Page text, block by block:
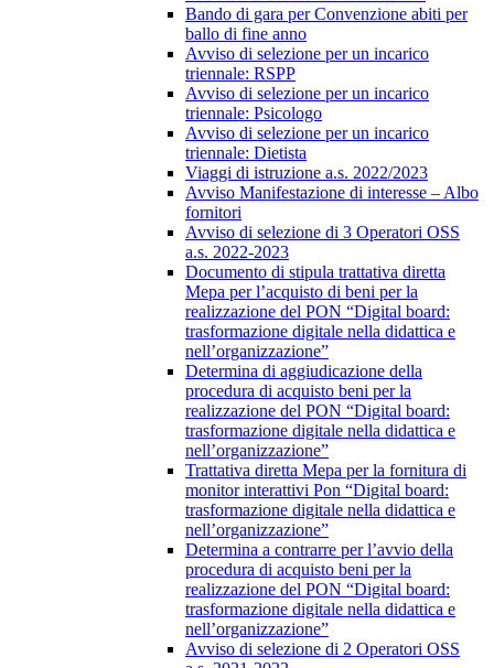
Bando di gara per Convenzione abiti per
ballo di fine anno
Avviso di selezione per un incarico
triennale: RSPP
Avviso di selezione per un incarico
triennale: Psicologo
Avviso di selezione per un incarico
triennale: Dietista
Viaggi di istruzione a.s. 2022/2023
Avviso Manifestazione di interesse – Albo
fornitori
Avviso di selezione di 3 Operatori OSS
a.s. 2022-2023
Documento di stipula trattativa diretta
Mepa per l’acquisto di beni per la
realizzazione del PON “Digital board:
trasformazione digitale nella didattica e
nell’organizzazione”
Determina di aggiudicazione della
procedura di acquisto beni per la
realizzazione del PON “Digital board:
trasformazione digitale nella didattica e
nell’organizzazione”
Trattativa diretta Mepa per la fornitura di
monitor interattivi Pon “Digital board:
trasformazione digitale nella didattica e
nell’organizzazione”
Determina a contrarre per l’avvio della
procedura di acquisto beni per la
realizzazione del PON “Digital board:
trasformazione digitale nella didattica e
nell’organizzazione”
Avviso di selezione di 2 Operatori OSS